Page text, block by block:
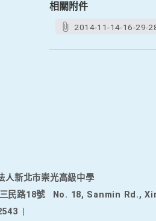
相關附件
2014-11-14-16-29-
人新北市崇光高級中學
民路18號
No. 18, Sanmin Rd.,